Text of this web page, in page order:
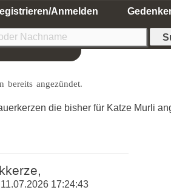
Anmelden
bereits angezündet.
die bisher für Katze Murli
17:24:43